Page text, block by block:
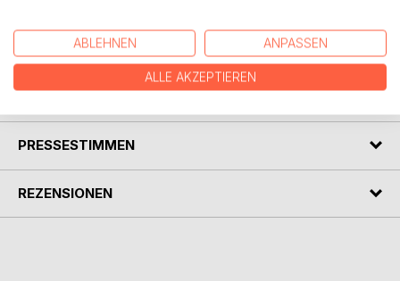
Verbindungen zeigen, Geschichten ineinandergreifen und
sich eine ungeahnte Tiefe öffnet.
PRESSESTIMMEN
REZENSIONEN
ABLEHNEN ANPASSEN
ALLE AKZEPTIEREN